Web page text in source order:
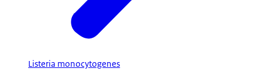
Listeria monocytogenes